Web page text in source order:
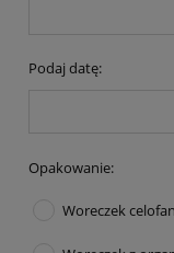
Podaj datę:
Opakowanie:
Woreczek